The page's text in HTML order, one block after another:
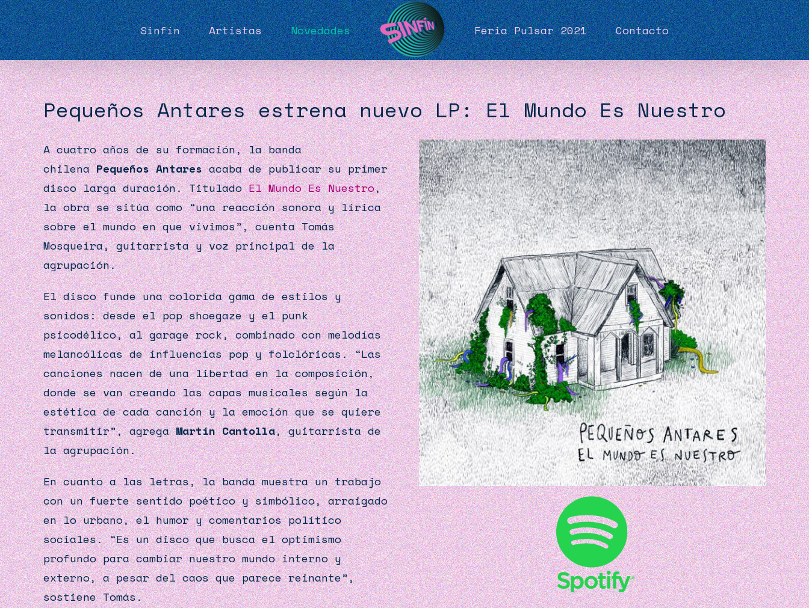
Skip
to
content
for:
Sinfín
Artistas Novedades Feria Pulsar 2021 Contacto
Pequeños Antares estrena nuevo LP: El Mundo Es Nuestro
A cuatro años de su formación, la banda
chilenaPequeños Antaresacaba de publicar su primer
disco larga duración. TituladoEl Mundo Es Nuestro,
la obra se sitúa como “una reacción sonora y lírica
sobre el mundo en que vivimos”, cuenta Tomás
Mosqueira, guitarrista y voz principal de la
agrupación.
El disco funde una colorida gama de estilos y
sonidos: desde el pop shoegaze y el punk
psicodélico, al garage rock, combinado con melodías
melancólicas de influencias pop y folclóricas. “Las
canciones nacen de una libertad en la composición,
donde se van creando las capas musicales según la
estética de cada canción y la emoción que se quiere
transmitir”, agregaMartín Cantolla, guitarrista de
la agrupación.
En cuanto a las letras, la banda muestra un trabajo
con un fuerte sentido poético y simbólico, arraigado
en lo urbano, el humor y comentarios político
sociales. “Es un disco que busca el optimismo
profundo para cambiar nuestro mundo interno y
externo, a pesar del caos que parece reinante”,
sostiene Tomás.